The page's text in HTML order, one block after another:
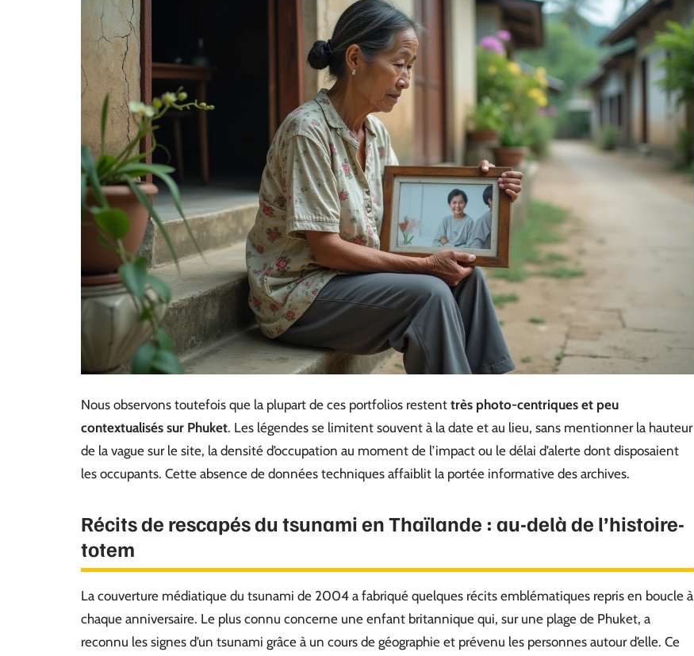
Nous observons toutefois que la plupart de ces portfolios restent très photo-centriques et peu
contextualisés sur Phuket. Les légendes se limitent souvent à la date et au lieu, sans mentionner la hauteur
de la vague sur le site, la densité d’occupation au moment de l’impact ou le délai d’alerte dont disposaient
les occupants. Cette absence de données techniques affaiblit la portée informative des archives.
Récits de rescapés du tsunami en Thaïlande : au-delà de l’histoire-
totem
La couverture médiatique du tsunami de 2004 a fabriqué quelques récits emblématiques repris en boucle à
chaque anniversaire. Le plus connu concerne une enfant britannique qui, sur une plage de Phuket, a
reconnu les signes d’un tsunami grâce à un cours de géographie et prévenu les personnes autour d’elle. Ce